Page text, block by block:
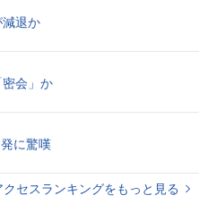
退か
会」か
に驚嘆
セスランキングをもっと見る